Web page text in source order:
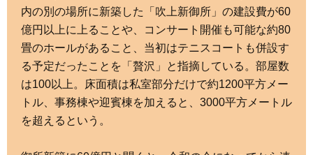
内の別の場所に新築した「吹上新御所」の建設費が60
億円以上に上ることや、コンサート開催も可能な約80
畳のホールがあること、当初はテニスコートも併設す
る予定だったことを「贅沢」と指摘している。部屋数
は100以上。床面積は私室部分だけで約1200平方メー
トル、事務棟や迎賓棟を加えると、3000平方メートル
を超えるという。